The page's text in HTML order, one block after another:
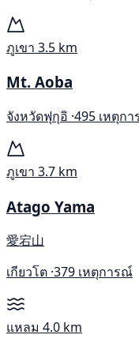
ภูเขา 3.5 km
Mt. Aoba
จังหวัดฟุกุอิ ·495 เหตุก
ภูเขา 3.7 km
Atago Yama
愛宕山
เกียวโต ·379 เหตุการณ์
แหลม 4.0 km